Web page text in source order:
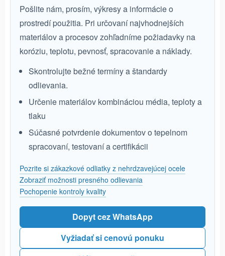
Pošlite nám, prosím, výkresy a informácie o
prostredí použitia. Pri určovaní najvhodnejších
materiálov a procesov zohľadníme požiadavky na
koróziu, teplotu, pevnosť, spracovanie a náklady.
Skontrolujte bežné termíny a štandardy
odlievania.
Určenie materiálov kombináciou média, teploty a
tlaku
Súčasné potvrdenie dokumentov o tepelnom
spracovaní, testovaní a certifikácii
Pozrite si zákazkové odliatky z nehrdzavejúcej ocele
Zobraziť možnosti presného odlievania
Pochopenie kontroly kvality
Dopyt cez WhatsApp
Vyžiadať si cenovú ponuku